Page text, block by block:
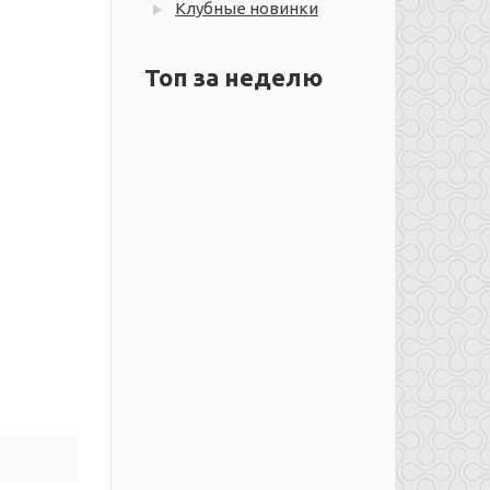
Клубные новинки
Топ за неделю